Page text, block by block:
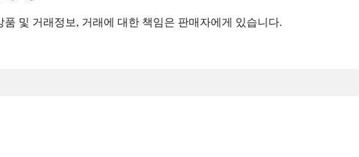
및 거래정보, 거래에 대한 책임은 판매자에게 있습니다.